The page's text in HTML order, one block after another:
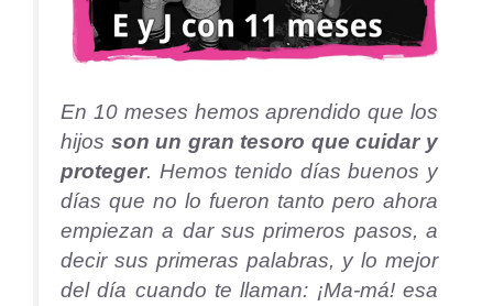
En 10 meses hemos aprendido que los
hijos son un gran tesoro que cuidar y
proteger. Hemos tenido días buenos y
días que no lo fueron tanto pero ahora
empiezan a dar sus primeros pasos, a
decir sus primeras palabras, y lo mejor
del día cuando te llaman: ¡Ma-má! esa